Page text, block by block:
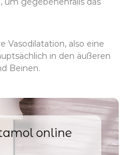
Vasodilatation, also eine
in den äußeren
Beinen.
online